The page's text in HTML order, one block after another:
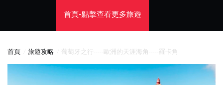
海
島
遊
首頁-點擊查看更多旅遊
首頁 旅遊攻略 葡萄牙之行-----歐洲的天涯海角-----羅卡角